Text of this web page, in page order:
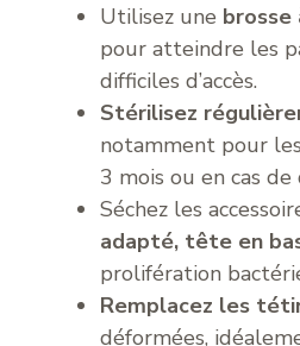
Utilisez une brosse
pour atteindre les
difficiles d’accès.
Stérilisez
notamment pour
3 mois ou en cas
Séchez les
adapté, tête en
prolifération
Remplacez les
déformées,